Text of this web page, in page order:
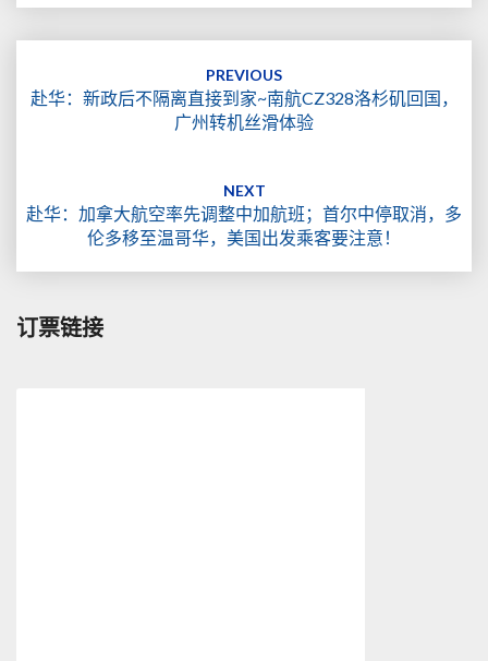
PREVIOUS
赴华：新政后不隔离直接到家~南航CZ328洛杉矶回国，
广州转机丝滑体验
NEXT
赴华：加拿大航空率先调整中加航班；首尔中停取消，多
伦多移至温哥华，美国出发乘客要注意！
订票链接